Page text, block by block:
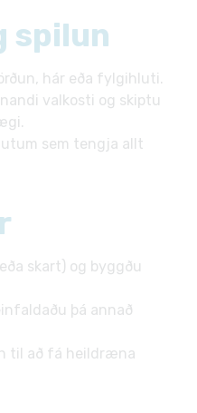
spilun
hár eða fylgihluti.
valkosti og skiptu
sem tengja allt
skart) og byggðu
þá annað
til að fá heildræna